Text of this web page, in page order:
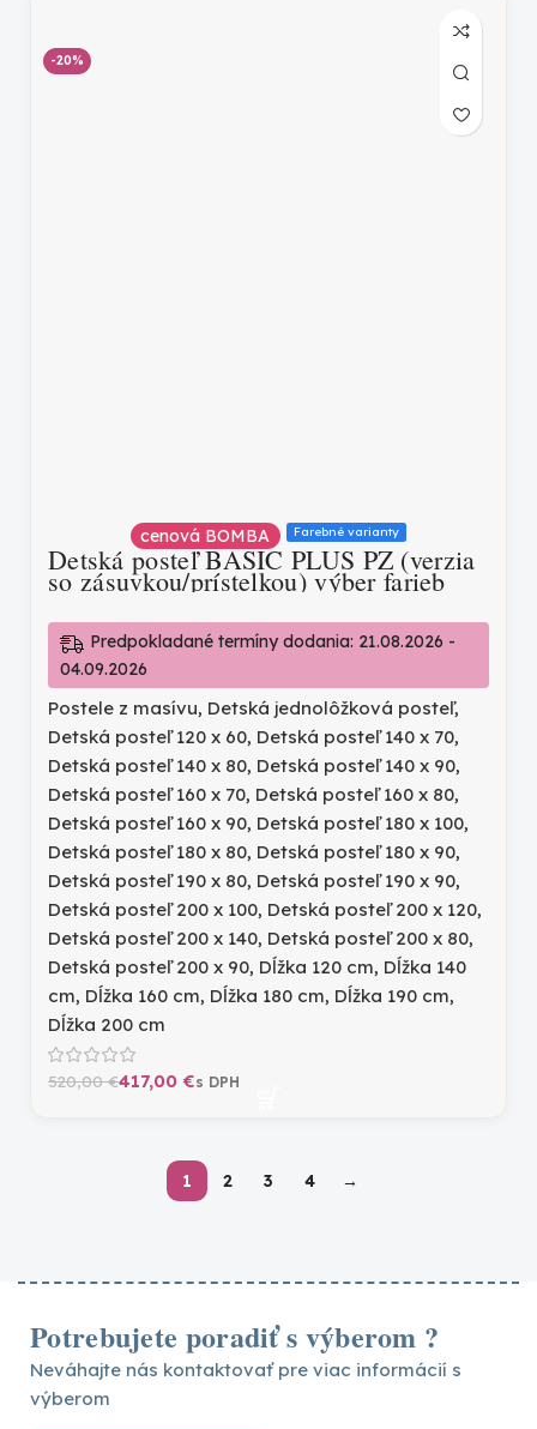
-20%
cenová BOMBA Farebné varianty
Detská posteľ BASIC PLUS PZ (verzia
so zásuvkou/prístelkou) výber farieb
Predpokladané termíny dodania: 21.08.2026 -
04.09.2026
Postele z masívu, Detská jednolôžková posteľ,
Detská posteľ 120 x 60, Detská posteľ 140 x 70,
Detská posteľ 140 x 80, Detská posteľ 140 x 90,
Detská posteľ 160 x 70, Detská posteľ 160 x 80,
Detská posteľ 160 x 90, Detská posteľ 180 x 100,
Detská posteľ 180 x 80, Detská posteľ 180 x 90,
Detská posteľ 190 x 80, Detská posteľ 190 x 90,
Detská posteľ 200 x 100, Detská posteľ 200 x 120,
Detská posteľ 200 x 140, Detská posteľ 200 x 80,
Detská posteľ 200 x 90, Dĺžka 120 cm, Dĺžka 140
cm, Dĺžka 160 cm, Dĺžka 180 cm, Dĺžka 190 cm,
Dĺžka 200 cm
520,00€417,00 €
1 2 3 4 →
Potrebujete poradiť s výberom ?
Neváhajte nás kontaktovať pre viac informácií s
výberom